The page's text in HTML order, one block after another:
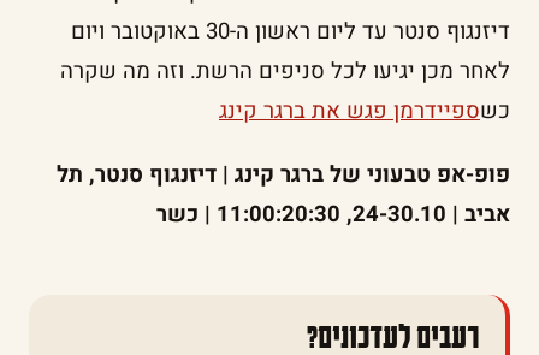
דיזנגוף סנטר עד ליום ראשון ה-30 באוקטובר ויום
לאחר מכן יגיעו לכל סניפים הרשת. וזה מה שקרה
כשספיידרמן פגש את ברגר קינג
פופ-אפ טבעוני של ברגר קינג | דיזנגוף סנטר, תל
אביב | 24-30.10, 11:00:20:30 | כשר
רעבים לעדכונים?